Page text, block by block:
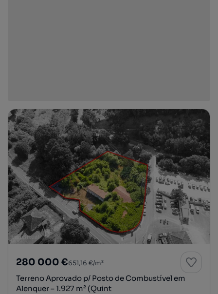
280 000 €651,16 €/m²
Terreno Aprovado p/ Posto de Combustível em
Alenquer – 1.927 m² (Quint